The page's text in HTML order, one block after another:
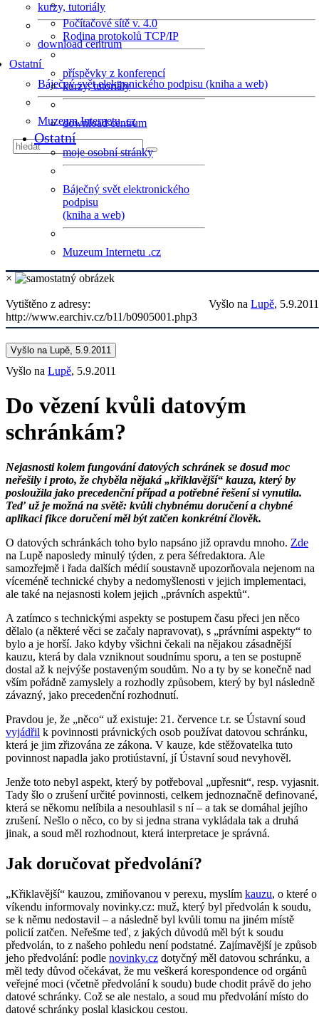
kurzy, tutoriály
download centrum
Ostatní
Báječný svět elektronického podpisu (kniha a web)
Muzeum Internetu .cz
Počítačové sítě v. 4.0
Rodina protokolů TCP/IP
příspěvky z konferencí
kurzy, tutoriály
download centrum
Ostatní
moje osobní stránky
Báječný svět elektronického
podpisu
(kniha a web)
Muzeum Internetu .cz
×
Vyšlo na Lupě, 5.9.2011
Vytištěno z adresy:
http://www.earchiv.cz/b11/b0905001.php3
Vyšlo na Lupě, 5.9.2011
Vyšlo na Lupě, 5.9.2011
Do vězení kvůli datovým
schránkám?
Nejasnosti kolem fungování datových schránek se dosud moc
neřešily i proto, že chyběla nějaká „křiklavější“ kauza, který by
posloužila jako precedenční případ a potřebné řešení si vynutila.
Teď už je možná na světě: kvůli chybnému doručení a chybné
aplikaci fikce doručení měl být zatčen konkrétní člověk.
O datových schránkách toho bylo napsáno již opravdu mnoho. Zde
na Lupě naposledy minulý týden, z pera šéfredaktora. Ale
samozřejmě i řada dalších médií soustavně upozorňovala nejenom na
víceméně technické chyby a nedomyšlenosti v jejich implementaci,
ale také na nejasnosti kolem jejich „právních aspektů“.
A zatímco s technickými aspekty se postupem času přeci jen něco
dělalo (a některé věci se začaly napravovat), s „právními aspekty“ to
bylo a je horší. Jako kdyby všichni čekali na nějakou zásadnější
kauzu, která by dala vzniknout soudnímu sporu, a ten se postupně
dostal až k nejvýše postaveným soudům. No a ty by se konečně nad
vším pořádně zamyslely a rozhodly způsobem, který by byl následně
závazný, jako precedenční rozhodnutí.
Pravdou je, že „něco“ už existuje: 21. července t.r. se Ústavní soud
vyjádřil k povinnosti právnických osob používat datovou schránku,
která je jim zřizována ze zákona. V kauze, kde stěžovatelka tuto
povinnost napadla jako protiústavní, jí Ústavní soud nevyhověl.
Jenže toto nebyl aspekt, který by potřeboval „upřesnit“, resp. vyjasnit.
Tady šlo o zrušení určité povinnosti, celkem jednoznačně definované,
která se někomu nelíbila a nesouhlasil s ní – a tak se domáhal jejího
zrušení. Nešlo o něco, co by si jedna strana vykládala tak a druhá
jinak, a soud měl rozhodnout, která interpretace je správná.
Jak doručovat předvolání?
„Křiklavější“ kauzou, zmiňovanou v perexu, myslím kauzu, o které o
víkendu informovaly novinky.cz: muž, který byl předvolán k soudu,
se k němu nedostavil – a následně byl kvůli tomu na jiném místě
policií zatčen. Neřešme teď, z jakých důvodů měl být k soudu
předvolán, to z našeho pohledu není podstatné. Zajímavější je způsob
jeho předvolání: podle novinky.cz dotyčný měl datovou schránku, a
měl tedy důvod očekávat, že mu veškerá korespondence od orgánů
veřejné moci (včetně předvolání k soudu) bude chodit právě do jeho
datové schránky. Což se ale nestalo, a soud mu předvolání místo do
datové schránky poslal klasickou cestou.